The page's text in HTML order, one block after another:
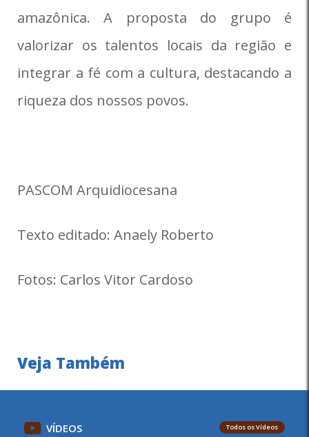
amazônica. A proposta do grupo é
valorizar os talentos locais da região e
integrar a fé com a cultura, destacando a
riqueza dos nossos povos.
PASCOM Arquidiocesana
Texto editado: Anaely Roberto
Fotos: Carlos Vitor Cardoso
Veja Também
VÍDEOS Todos os Vídeos